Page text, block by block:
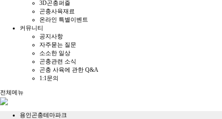
3D곤충퍼즐
곤충사육재료
온라인 특별이벤트
커뮤니티
공지사항
자주묻는 질문
소소한 일상
곤충관련 소식
곤충 사육에 관한 Q&A
1:1문의
전체메뉴
용인곤충테마파크